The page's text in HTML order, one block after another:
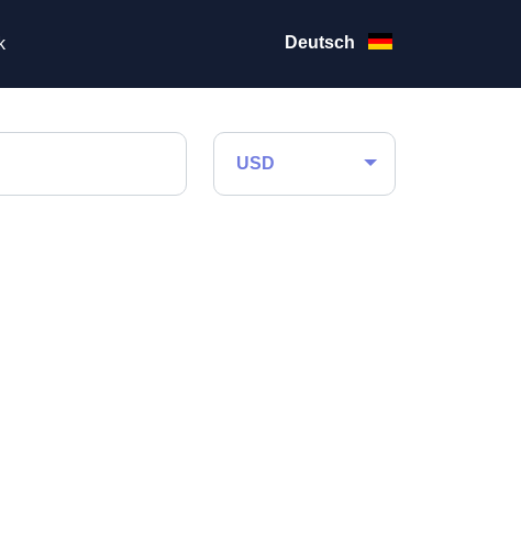
Deutsch
USD